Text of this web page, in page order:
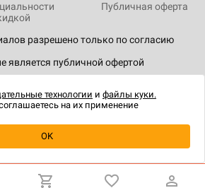
Купить| 1 890 ₽
разрешено только по согласию
является публичной офертой
Публичная оферта
технологии и файлы куки.
на их применение
OK